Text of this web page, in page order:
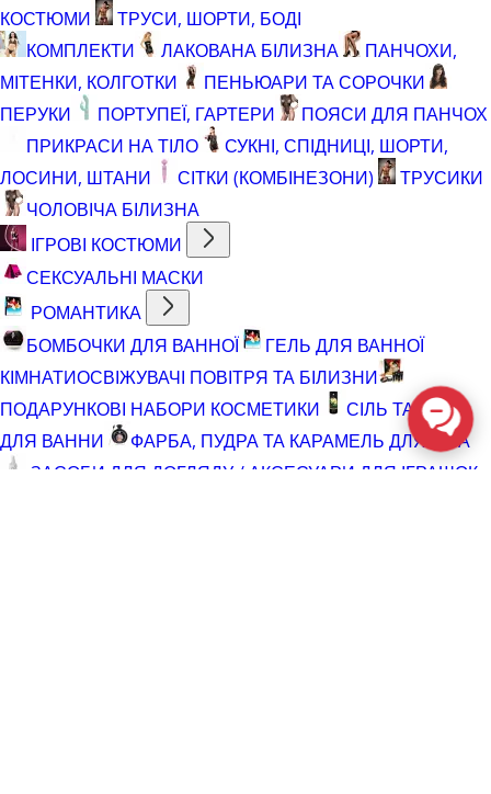
КОСТЮМИ
ТРУСИ, ШОРТИ, БОДІ
КОМПЛЕКТИ
ЛАКОВАНА БІЛИЗНА
ПАНЧОХИ,
МІТЕНКИ, КОЛГОТКИ
ПЕНЬЮАРИ ТА СОРОЧКИ
ПЕРУКИ
ПОРТУПЕЇ, ГАРТЕРИ
ПОЯСИ ДЛЯ ПАНЧОХ
ПРИКРАСИ НА ТІЛО
СУКНІ, СПІДНИЦІ, ШОРТИ,
ЛОСИНИ, ШТАНИ
СІТКИ (КОМБІНЕЗОНИ)
ТРУСИКИ
ЧОЛОВІЧА БІЛИЗНА
ІГРОВІ КОСТЮМИ
СЕКСУАЛЬНІ МАСКИ
РОМАНТИКА
БОМБОЧКИ ДЛЯ ВАННОЇ
ГЕЛЬ ДЛЯ ВАННОЇ
КІМНАТИОСВІЖУВАЧІ ПОВІТРЯ ТА БІЛИЗНИ
ПОДАРУНКОВІ НАБОРИ КОСМЕТИКИ
СІЛЬ ТА ПІНА
ДЛЯ ВАННИ
ФАРБА, ПУДРА ТА КАРАМЕЛЬ ДЛЯ ТІЛА
ЗАСОБИ ДЛЯ ДОГЛЯДУ / АКСЕСУАРИ ДЛЯ ІГРАШОК